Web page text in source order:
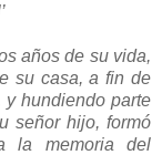
años de su vida,
su casa, a fin de
hundiendo parte
señor hijo, formó
la memoria del